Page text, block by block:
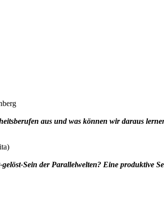
aus und was können wir daraus
Sein der Parallelwelten? Eine produktive